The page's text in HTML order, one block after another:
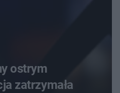
ostrym
zatrzymała